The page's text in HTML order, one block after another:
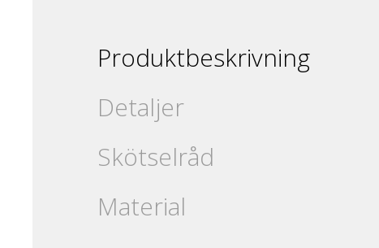
Produktbeskrivning
Detaljer
Skötselråd
Material